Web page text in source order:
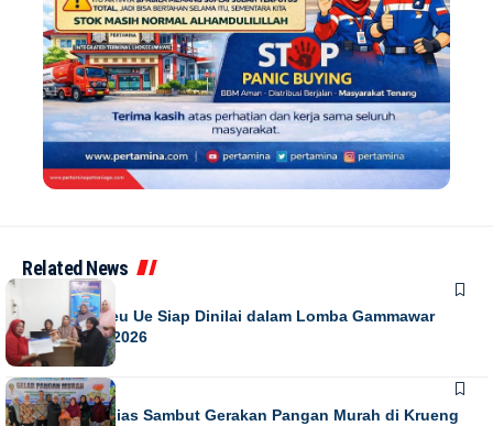
Related News
Gampong Leu Ue Siap Dinilai dalam Lomba Gammawar
Aceh Besar 2026
DAERAH
Warga Antusias Sambut Gerakan Pangan Murah di Krueng